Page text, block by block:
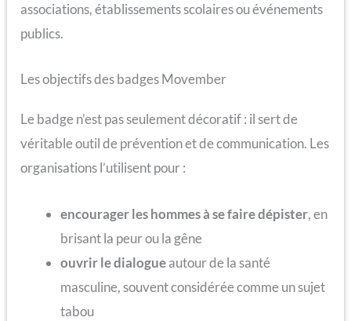
associations, établissements scolaires ou événements
publics.
Les objectifs des badges Movember
Le badge n’est pas seulement décoratif : il sert de
véritable outil de prévention et de communication. Les
organisations l’utilisent pour :
encourager les hommes à se faire dépister, en
brisant la peur ou la gêne
ouvrir le dialogueautour de la santé
masculine, souvent considérée comme un sujet
tabou